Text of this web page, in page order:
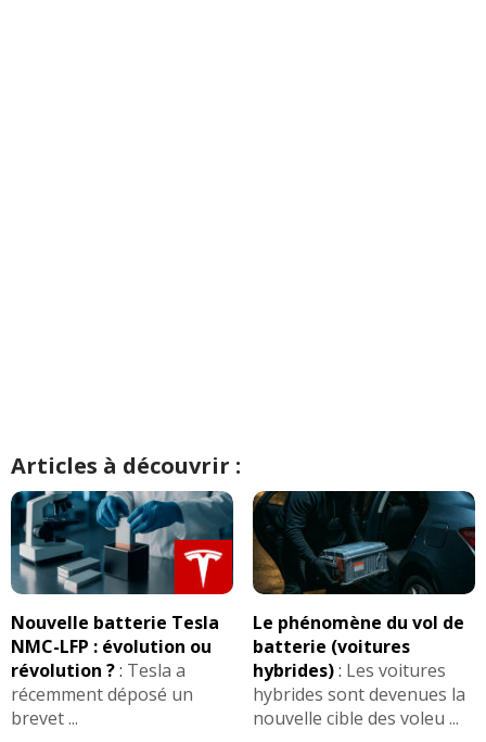
Articles à découvrir :
Nouvelle batterie Tesla
NMC-LFP : évolution ou
révolution ?: Tesla a
récemment déposé un
brevet ...
Le phénomène du vol de
batterie (voitures
hybrides): Les voitures
hybrides sont devenues la
nouvelle cible des voleu ...